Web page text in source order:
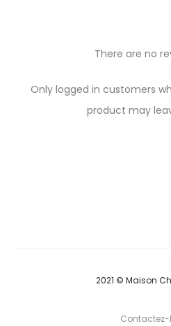
There are no
Only logged in customers
product may
2021 © Maison
Contactez-